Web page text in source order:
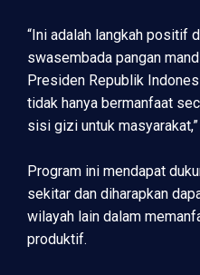
“Ini adalah langkah positif
swasembada pangan
Presiden Republik
tidak hanya bermanfaat
sisi gizi untuk
Program ini mendapat
sekitar dan diharapkan
wilayah lain dalam
produktif.